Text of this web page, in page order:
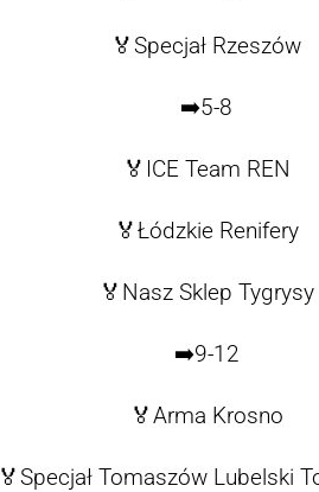
🏅Specjał Rzeszów
➡️5-8
🏅ICE Team REN
🏅Łódzkie Renifery
🏅Nasz Sklep Tygrysy
➡️9-12
🏅Arma Krosno
🏅Specjał Tomaszów Lubelski